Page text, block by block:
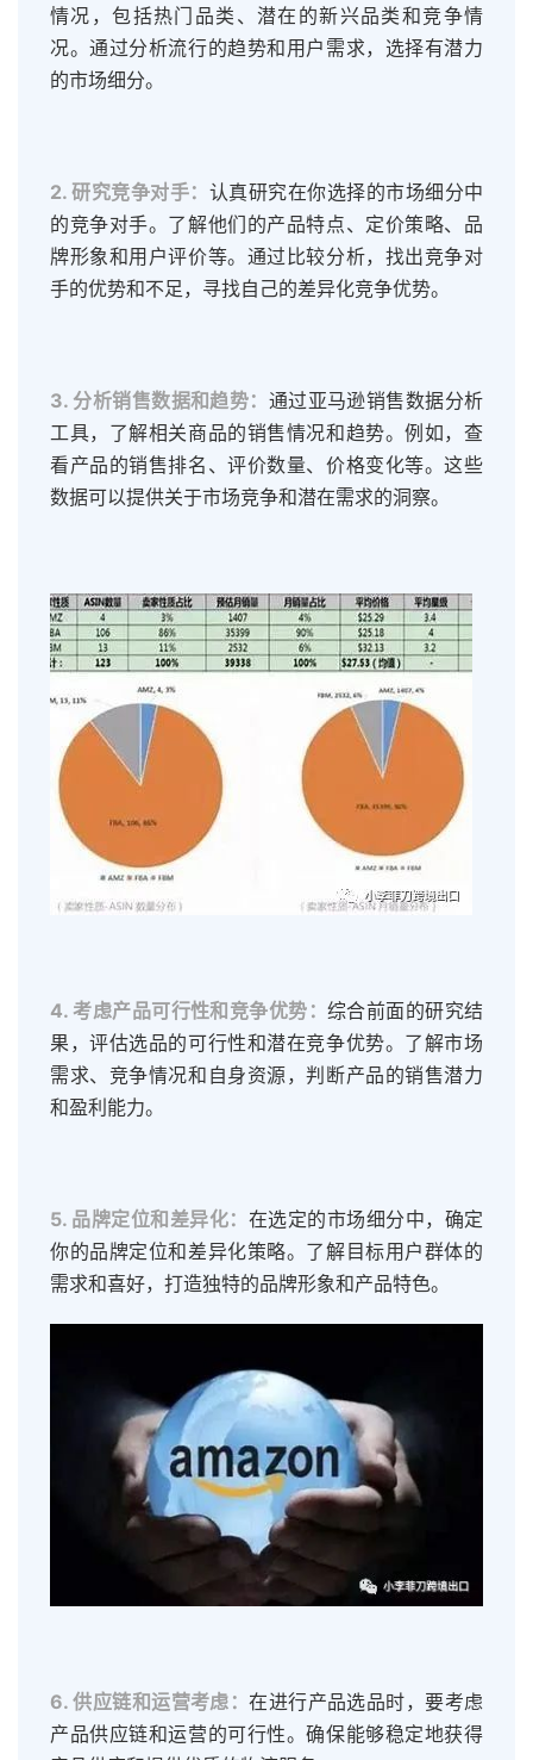
情况，包括热门品类、潜在的新兴品类和竞争情
况。通过分析流行的趋势和用户需求，选择有潜力
的市场细分。
2. 研究竞争对手： 认真研究在你选择的市场细分中
的竞争对手。了解他们的产品特点、定价策略、品
牌形象和用户评价等。通过比较分析，找出竞争对
手的优势和不足，寻找自己的差异化竞争优势。
3. 分析销售数据和趋势： 通过亚马逊销售数据分析
工具，了解相关商品的销售情况和趋势。例如，查
看产品的销售排名、评价数量、价格变化等。这些
数据可以提供关于市场竞争和潜在需求的洞察。
4. 考虑产品可行性和竞争优势： 综合前面的研究结
果，评估选品的可行性和潜在竞争优势。了解市场
需求、竞争情况和自身资源，判断产品的销售潜力
和盈利能力。
5. 品牌定位和差异化： 在选定的市场细分中，确定
你的品牌定位和差异化策略。了解目标用户群体的
需求和喜好，打造独特的品牌形象和产品特色。
6. 供应链和运营考虑：在进行产品选品时，要考虑
产品供应链和运营的可行性。确保能够稳定地获得